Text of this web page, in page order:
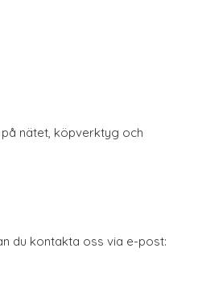
nätet, köpverktyg och
du kontakta oss via e-post: